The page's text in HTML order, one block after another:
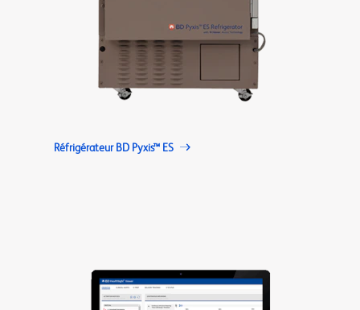
Réfrigérateur BD Pyxis™ ES